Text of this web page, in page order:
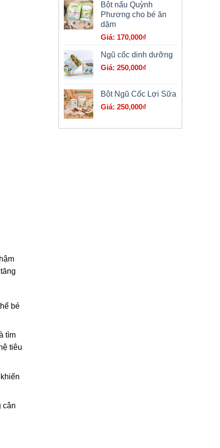
bé
tìm
tiêu
cân
210,000₫.
tại
là:
Bột nấu Quỳnh
Phương cho bé ăn
dặm
170,000₫
Ngũ cốc dinh dưỡng
250,000₫
Bột Ngũ Cốc Lợi Sữa
250,000₫